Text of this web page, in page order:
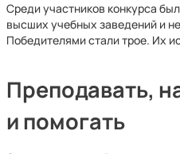
Среди участников конкурса
высших учебных заведений и
Победителями стали трое. Их
Преподавать,
и помогать